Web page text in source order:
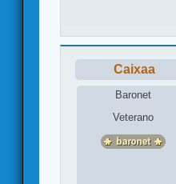
Caixaa
Baronet
Veterano